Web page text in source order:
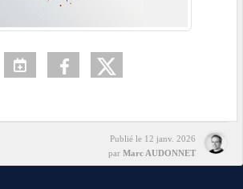
Publié le 12 janv. 2026
par Marc AUDONNET